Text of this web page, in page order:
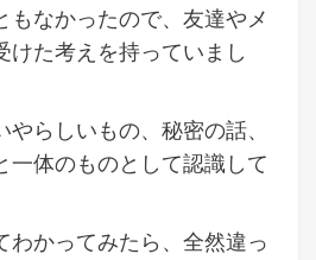
もなかったので、友達やメ
けた考えを持っていまし
らしいもの、秘密の話、
一体のものとして認識して
わかってみたら、全然違っ